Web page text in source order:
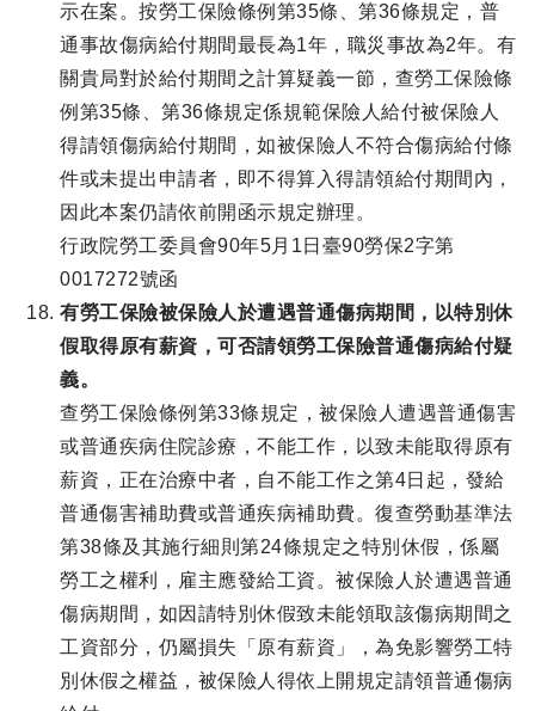
示在案。按勞工保險條例第35條、第36條規定，普
通事故傷病給付期間最長為1年，職災事故為2年。有
關貴局對於給付期間之計算疑義一節，查勞工保險條
例第35條、第36條規定係規範保險人給付被保險人
得請領傷病給付期間，如被保險人不符合傷病給付條
件或未提出申請者，即不得算入得請領給付期間內，
因此本案仍請依前開函示規定辦理。
行政院勞工委員會90年5月1日臺90勞保2字第
0017272號函
有勞工保險被保險人於遭遇普通傷病期間，以特別休
假取得原有薪資，可否請領勞工保險普通傷病給付疑
義。
查勞工保險條例第33條規定，被保險人遭遇普通傷害
或普通疾病住院診療，不能工作，以致未能取得原有
薪資，正在治療中者，自不能工作之第4日起，發給
普通傷害補助費或普通疾病補助費。復查勞動基準法
第38條及其施行細則第24條規定之特別休假，係屬
勞工之權利，雇主應發給工資。被保險人於遭遇普通
傷病期間，如因請特別休假致未能領取該傷病期間之
工資部分，仍屬損失「原有薪資」，為免影響勞工特
別休假之權益，被保險人得依上開規定請領普通傷病